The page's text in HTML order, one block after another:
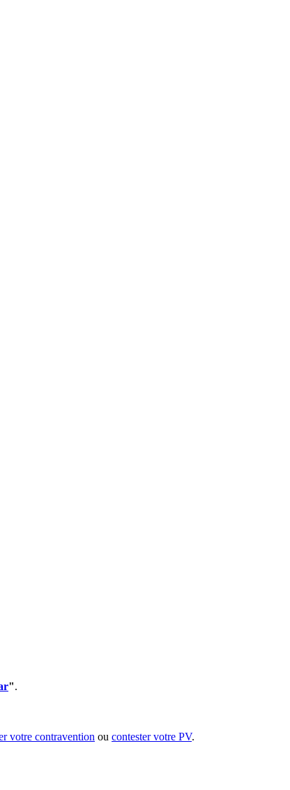
".
votre contravention ou contester votre PV.